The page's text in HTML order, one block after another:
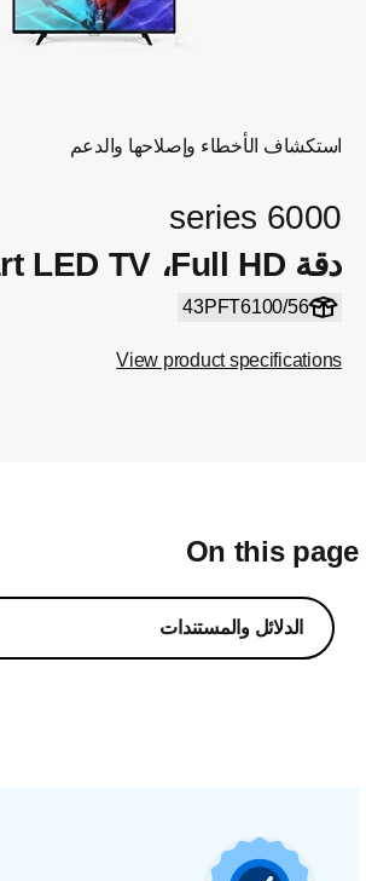
استكشاف الأخطاء وإصلاحها والدعم
6000 series
دقة Full HD، ‏Smart LED TV رفيع
43PFT6100/56
View product specifications
On this
الدلائل والمستندات